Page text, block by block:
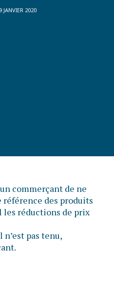
9 JANVIER 2020
commerçant de ne
référence des produits
les réductions de prix
pas tenu,